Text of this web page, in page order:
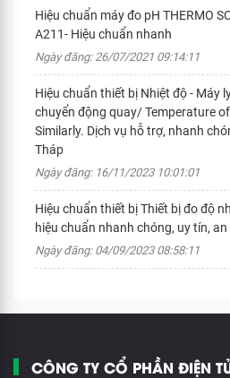
Hiệu chuẩn máy đo pH THERMO
A211- Hiệu chuẩn nhanh
Ngày đăng: 26/07/2021 09:14:11
Hiệu chuẩn thiết bị Nhiệt độ - Máy
chuyển động quay/ Temperature
Similarly. Dịch vụ hỗ trợ, nhanh
Tháp
Ngày đăng: 16/11/2023 10:01:01
Hiệu chuẩn thiết bị Thiết bị đo độ
hiệu chuẩn nhanh chóng, uy tín,
Ngày đăng: 04/09/2023 08:58:11
CÔNG TY CỔ PHẦN ĐIỆN